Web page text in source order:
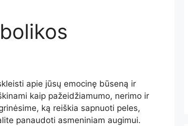
apie jūsų emocinę būseną ir
kaip pažeidžiamumo, nerimo ir
ką reiškia sapnuoti peles,
panaudoti asmeniniam augimui.